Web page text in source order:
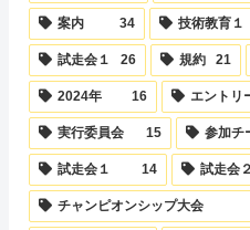
案内 34 技術教育１
試走会１ 26 規約 21
2024年 16 エントリ
実行委員会 15 参加チ
試走会１ 14 試走会２
チャンピオンシップ大会